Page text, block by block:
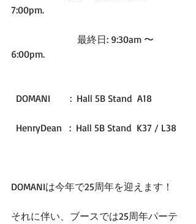
7:00pm.
6:00pm.
  DOMANI　　:  Hall 5B Stand  A18
  HenryDean   :  Hall 5B Stand  K37 / L38
DOMANIは今年で25周年を迎えます！
それに伴い、ブースでは25周年パーテ